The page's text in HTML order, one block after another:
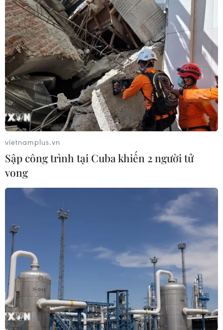
vietnamplus.vn
Sập công trình tại Cuba khiến 2 người tử
vong